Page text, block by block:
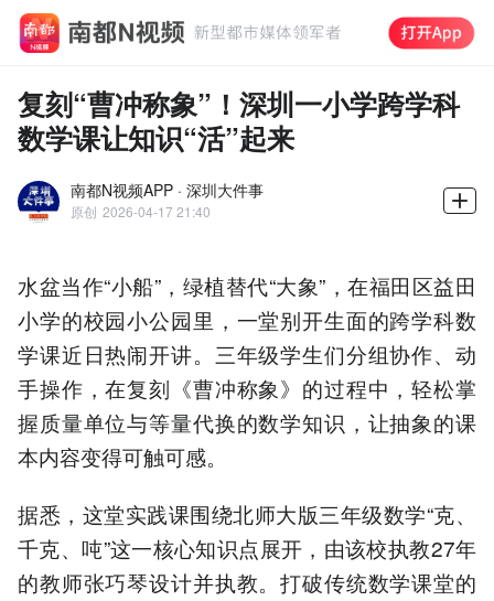
复刻“曹冲称象”！深圳一小学跨学科
数学课让知识“活”起来
南都N视频APP · 深圳大件事
原创 2026-04-17 21:40
水盆当作“小船”，绿植替代“大象”，在福田区益田
小学的校园小公园里，一堂别开生面的跨学科数
学课近日热闹开讲。三年级学生们分组协作、动
手操作，在复刻《曹冲称象》的过程中，轻松掌
握质量单位与等量代换的数学知识，让抽象的课
本内容变得可触可感。
据悉，这堂实践课围绕北师大版三年级数学“克、
千克、吨”这一核心知识点展开，由该校执教27年
的教师张巧琴设计并执教。打破传统数学课堂的